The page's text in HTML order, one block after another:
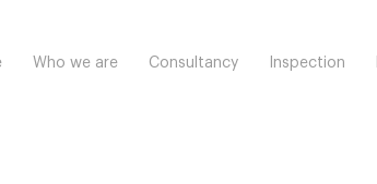
Who we are Consultancy Inspection